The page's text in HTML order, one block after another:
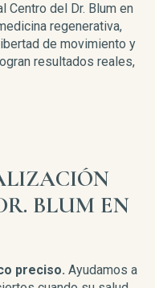
Centro del Dr. Blum en
regenerativa,
de movimiento y
resultados reales,
BLUM EN
preciso. Ayudamos a